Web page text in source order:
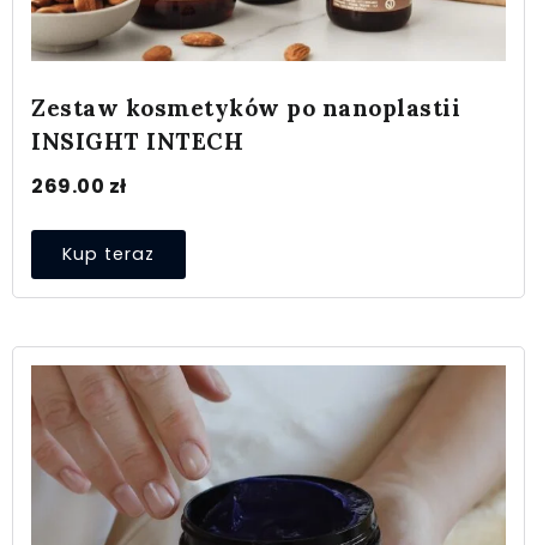
Zestaw kosmetyków po nanoplastii
INSIGHT INTECH
269.00 zł
Kup teraz